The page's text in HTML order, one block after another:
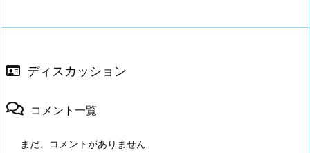
ディスカッション
コメント一覧
まだ、コメントがありません